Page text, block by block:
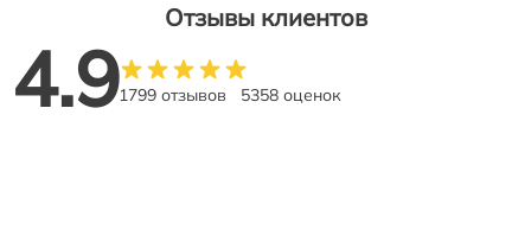
Отзывы клиентов
4.91799 отзывов 5358 оценок